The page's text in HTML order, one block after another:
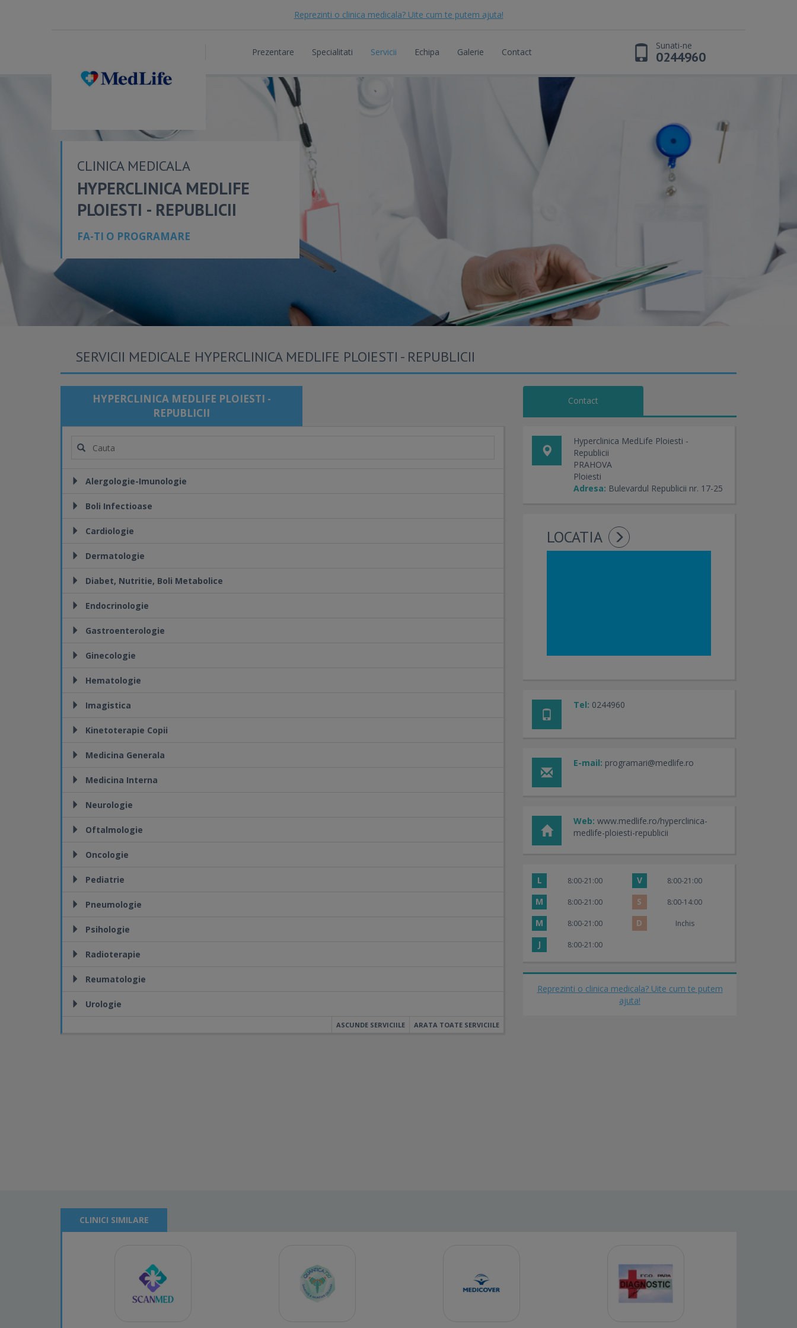
Reprezinti o clinica medicala? Uite cum te putem ajuta!
Prezentare Specialitati Servicii Echipa Galerie Contact
Sunati-ne
0244960
CLINICA MEDICALA
HYPERCLINICA MEDLIFE
PLOIESTI - REPUBLICII
FA-TI O PROGRAMARE
SERVICII MEDICALE HYPERCLINICA MEDLIFE PLOIESTI - REPUBLICII
HYPERCLINICA MEDLIFE PLOIESTI -
REPUBLICII
Alergologie-Imunologie
Boli Infectioase
Cardiologie
Dermatologie
Diabet, Nutritie, Boli Metabolice
Endocrinologie
Gastroenterologie
Ginecologie
Hematologie
Imagistica
Kinetoterapie Copii
Medicina Generala
Medicina Interna
Neurologie
Oftalmologie
Oncologie
Pediatrie
Pneumologie
Psihologie
Radioterapie
Reumatologie
Urologie
ARATA TOATE SERVICIILE
ASCUNDE SERVICIILE
Contact
Hyperclinica MedLife Ploiesti -
Republicii
PRAHOVA
Ploiesti
Adresa: Bulevardul Republicii nr. 17-25
LOCATIA
Tel: 0244960
E-mail: programari@medlife.ro
Web: www.medlife.ro/hyperclinica-
medlife-ploiesti-republicii
L 8:00-21:00 V 8:00-21:00
M 8:00-21:00 S 8:00-14:00
M 8:00-21:00 D Inchis
J 8:00-21:00
Reprezinti o clinica medicala? Uite cum te putem
ajuta!
CLINICI SIMILARE